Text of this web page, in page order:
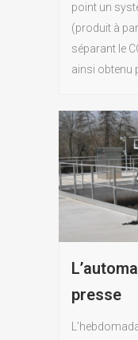
point un
(produit à
séparant le
ainsi obtenu
presse